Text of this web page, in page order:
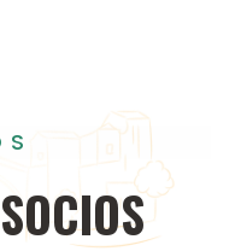
SOCIOS